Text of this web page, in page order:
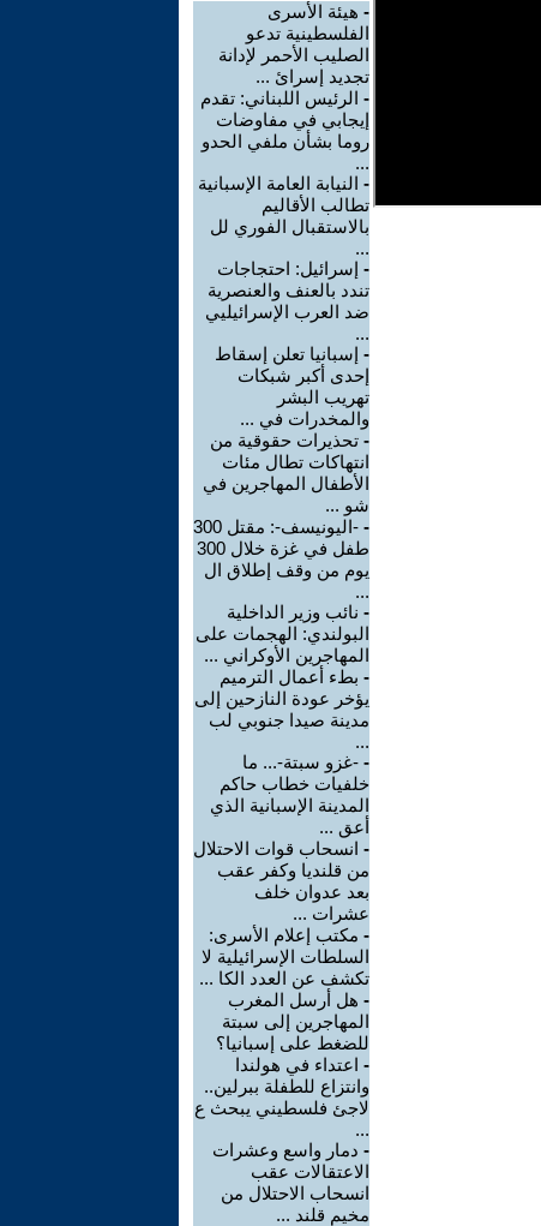
- هيئة الأسرى
الفلسطينية تدعو
الصليب الأحمر لإدانة
تجديد إسرائ ...
- الرئيس اللبناني: تقدم
إيجابي في مفاوضات
روما بشأن ملفي الحدو
...
- النيابة العامة الإسبانية
تطالب الأقاليم
بالاستقبال الفوري لل
...
- إسرائيل: احتجاجات
تندد بالعنف والعنصرية
ضد العرب الإسرائيليي
...
- إسبانيا تعلن إسقاط
إحدى أكبر شبكات
تهريب البشر
والمخدرات في ...
- تحذيرات حقوقية من
انتهاكات تطال مئات
الأطفال المهاجرين في
شو ...
-
-اليونيسف-: مقتل 300
طفل في غزة خلال 300
يوم من وقف إطلاق ال
...
- نائب وزير الداخلية
البولندي: الهجمات على
المهاجرين الأوكراني ...
- بطء أعمال الترميم
يؤخر عودة النازحين إلى
مدينة صيدا جنوبي لب
...
- -غزو سبتة-... ما
خلفيات خطاب حاكم
المدينة الإسبانية الذي
أعق ...
- انسحاب قوات الاحتلال
من قلنديا وكفر عقب
بعد عدوان خلف
عشرات ...
- مكتب إعلام الأسرى:
السلطات الإسرائيلية لا
تكشف عن العدد الكا ...
- هل أرسل المغرب
المهاجرين إلى سبتة
للضغط على إسبانيا؟
- اعتداء في هولندا
وانتزاع للطفلة ببرلين..
لاجئ فلسطيني يبحث ع
...
- دمار واسع وعشرات
الاعتقالات عقب
انسحاب الاحتلال من
مخيم قلند ...